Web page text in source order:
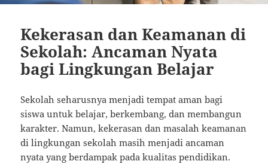
Kekerasan dan Keamanan di
Sekolah: Ancaman Nyata
bagi Lingkungan Belajar
Sekolah seharusnya menjadi tempat aman bagi
siswa untuk belajar, berkembang, dan membangun
karakter. Namun, kekerasan dan masalah keamanan
di lingkungan sekolah masih menjadi ancaman
nyata yang berdampak pada kualitas pendidikan.